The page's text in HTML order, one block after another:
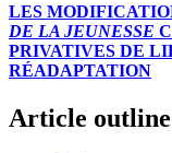
LES
DE LA JEUNESSE
PRIVATIVES DE
RÉADAPTATION
Article outline